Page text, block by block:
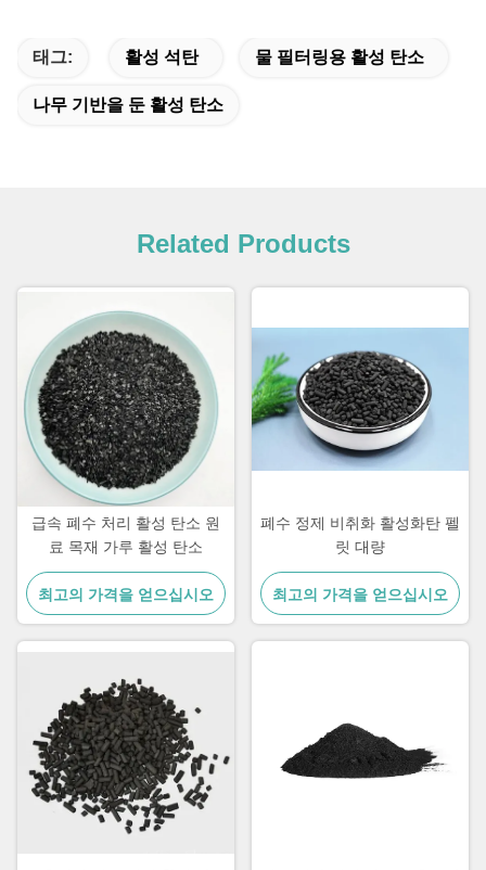
태그: 활성 석탄 물 필터링용 활성 탄소
나무 기반을 둔 활성 탄소
Related Products
급속 폐수 처리 활성 탄소 원
료 목재 가루 활성 탄소
최고의 가격을 얻으십시오
폐수 정제 비취화 활성화탄 펠
릿 대량
최고의 가격을 얻으십시오